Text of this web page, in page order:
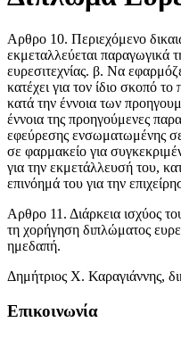
Αρθρο 10. Περιεχόμενο
εκμεταλλεύεται παραγωγικά
ευρεσιτεχνίας. β. Να
κατέχει για τον ίδιο σκοπό
κατά την έννοια των
έννοια της προηγούμενες
εφεύρεσης ενσωματωμένης
σε φαρμακείο για
για την εκμετάλλευσή του,
επινόημά του για την
Αρθρο 11. Διάρκεια ισχύος
τη χορήγηση διπλώματος
ημεδαπή.
Δημήτριος Χ. Καραγιάννης,
Επικοινωνία